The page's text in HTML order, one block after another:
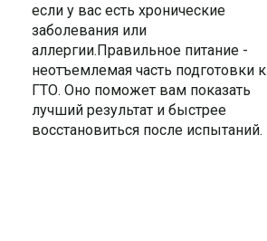
если у вас есть хронические
заболевания или
аллергии.Правильное питание -
неотъемлемая часть подготовки к
ГТО. Оно поможет вам показать
лучший результат и быстрее
восстановиться после испытаний.